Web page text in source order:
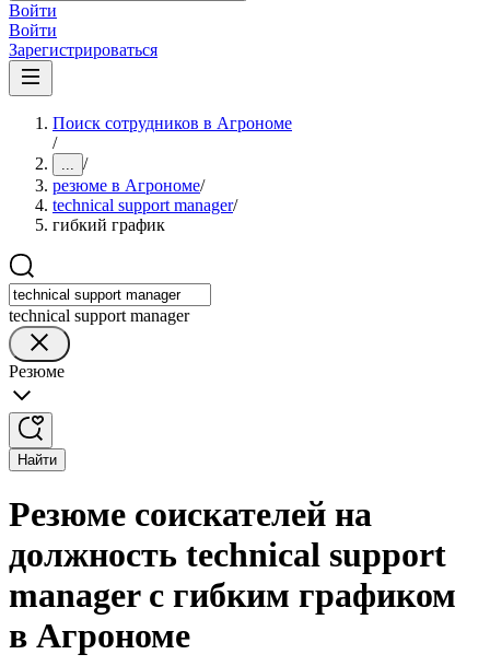
Войти
Войти
Зарегистрироваться
Поиск сотрудников в Агрономе
/
... /
резюме в Агрономе/
technical support manager/
гибкий график
technical support manager
Резюме
Найти
Резюме соискателей на
должность technical support
manager с гибким графиком
в Агрономе